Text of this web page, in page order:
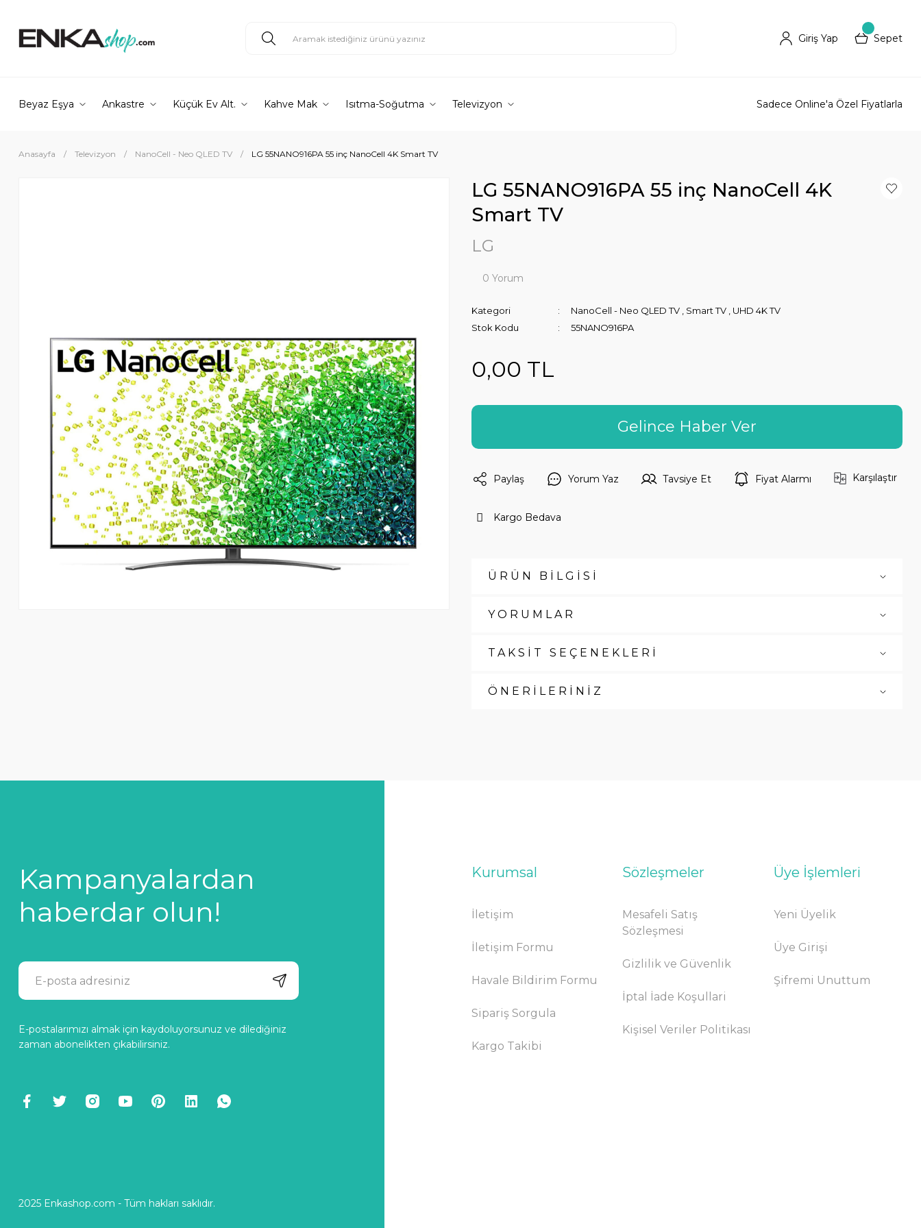
Giriş Yap Sepet
Beyaz Eşya Ankastre Küçük Ev Alt. Kahve Mak Isıtma-Soğutma Televizyon Sadece Online'a Özel Fiyatlarla
Anasayfa Televizyon NanoCell - Neo QLED TV LG 55NANO916PA 55 inç NanoCell 4K Smart TV
LG 55NANO916PA 55 inç NanoCell 4K
Smart TV
LG
0 Yorum
Kategori NanoCell - Neo QLED TV Smart TV
UHD 4K TV
Stok Kodu
55NANO916PA
0,00 TL
Gelince Haber Ver
Paylaş Yorum Yaz Tavsiye Et Fiyat Alarmı Karşılaştır
Kargo Bedava
ÜRÜN BİLGİSİ
YORUMLAR
TAKSİT SEÇENEKLERİ
ÖNERİLERİNİZ
Kampanyalardan
haberdar olun!
E-postalarımızı almak için kaydoluyorsunuz ve dilediğiniz
zaman abonelikten çıkabilirsiniz.
Kurumsal
İletişim
İletişim Formu
Havale Bildirim Formu
Sipariş Sorgula
Kargo Takibi
Sözleşmeler
Mesafeli Satış
Sözleşmesi
Gizlilik ve Güvenlik
İptal İade Koşullari
Kişisel Veriler Politikası
Üye İşlemleri
Yeni Üyelik
Üye Girişi
Şifremi Unuttum
2025 Enkashop.com - Tüm hakları saklıdır.